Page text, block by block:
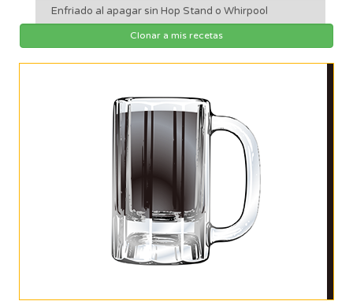
Enfriado al apagar sin Hop Stand o Whirpool
Clonar a mis recetas